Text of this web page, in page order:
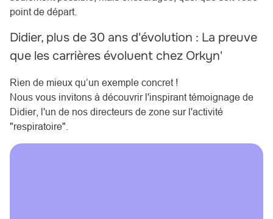
point de départ.
Didier, plus de 30 ans d'évolution : La preuve
que les carrières évoluent chez Orkyn'
Rien de mieux qu’un exemple concret !
Nous vous invitons à découvrir l'inspirant témoignage de
Didier, l'un de nos directeurs de zone sur l'activité
"respiratoire".